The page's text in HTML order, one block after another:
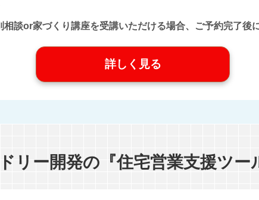
談or家づくり講座を受講いただける場合、ご予約完了後
詳しく見る
リー開発の『住宅営業支援ツー